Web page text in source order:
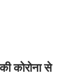
कोरोना से